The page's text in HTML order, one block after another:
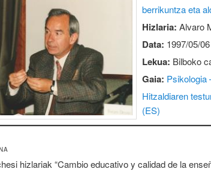
berrikuntza eta
Hizlaria: Alvaro
Data: 1997/05/06
Lekua: Bilboko
Gaia: Psikologia
Hitzaldiaren
(ES)
hizlariak “Cambio educativo y calidad de la